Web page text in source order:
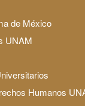
de México
UNAM
Humanos